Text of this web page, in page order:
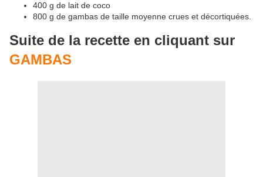
400 g de lait de coco
800 g de gambas de taille moyenne crues et décortiquées.
Suite de la recette en cliquant sur
GAMBAS